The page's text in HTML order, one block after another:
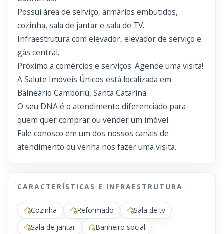
Possui área de serviço, armários embutidos,
cozinha, sala de jantar e sala de TV.
Infraestrutura com elevador, elevador de serviço e
gás central.
Próximo a comércios e serviços. Agende uma visita!
A Salute Imóveis Únicos está localizada em
Balneário Camboriú, Santa Catarina.
O seu DNA é o atendimento diferenciado para
quem quer comprar ou vender um imóvel.
Fale conosco em um dos nossos canais de
atendimento ou venha nos fazer uma visita.
CARACTERÍSTICAS E INFRAESTRUTURA
Cozinha Reformado
Sala de tv
Sala de jantar
Banheiro social